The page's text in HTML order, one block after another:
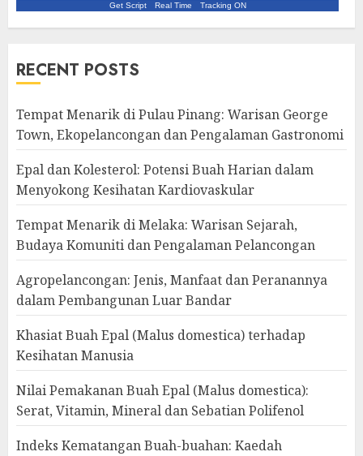
Get Script Real Time Tracking ON
RECENT POSTS
Tempat Menarik di Pulau Pinang: Warisan George
Town, Ekopelancongan dan Pengalaman Gastronomi
Epal dan Kolesterol: Potensi Buah Harian dalam
Menyokong Kesihatan Kardiovaskular
Tempat Menarik di Melaka: Warisan Sejarah,
Budaya Komuniti dan Pengalaman Pelancongan
Agropelancongan: Jenis, Manfaat dan Peranannya
dalam Pembangunan Luar Bandar
Khasiat Buah Epal (Malus domestica) terhadap
Kesihatan Manusia
Nilai Pemakanan Buah Epal (Malus domestica):
Serat, Vitamin, Mineral dan Sebatian Polifenol
Indeks Kematangan Buah-buahan: Kaedah